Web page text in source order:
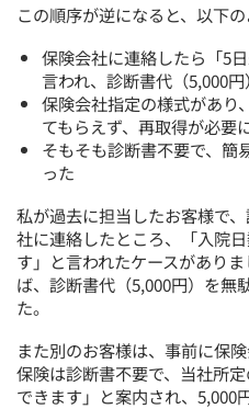
この順序が逆になると、以下
保険会社に連絡したら「5
言われ、診断書代（5,000
保険会社指定の様式があり
てもらえず、再取得が必要
そもそも診断書不要で、簡
った
私が過去に担当したお客様で
社に連絡したところ、「入院
す」と言われたケースがあり
ば、診断書代（5,000円）を無
た。
また別のお客様は、事前に保
保険は診断書不要で、当社所
できます」と案内され、5,000